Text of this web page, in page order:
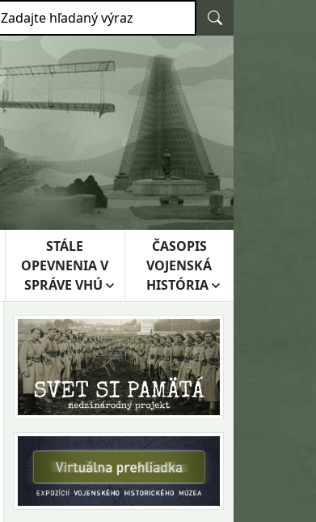
Zadajte hľadaný výraz Vyhľadať
STÁLE
OPEVNENIA V
SPRÁVE VHÚ
ČASOPIS
VOJENSKÁ
HISTÓRIA